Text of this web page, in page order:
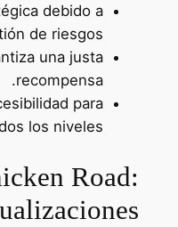
debido a
de riesgos.
una justa
recompensa.
para
los niveles.
Road: